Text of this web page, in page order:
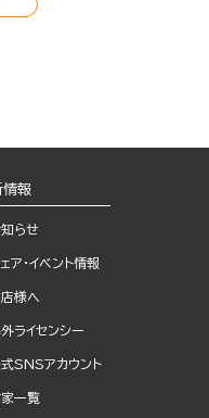
情報
らせ
ア・イベント情報
様へ
ライセンシー
SNSアカウント
一覧